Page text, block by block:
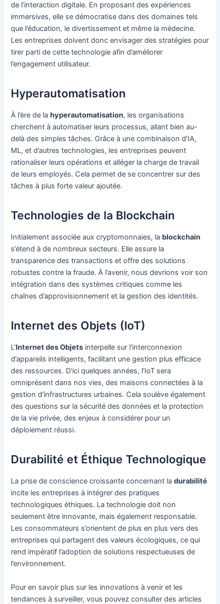
de l’interaction digitale. En proposant des expériences
immersives, elle se démocratise dans des domaines tels
que l’éducation, le divertissement et même la médecine.
Les entreprises doivent donc envisager des stratégies pour
tirer parti de cette technologie afin d’améliorer
l’engagement utilisateur.
Hyperautomatisation
À l’ère de lahyperautomatisation, les organisations
cherchent à automatiser leurs processus, allant bien au-
delà des simples tâches. Grâce à une combinaison d’IA,
ML, et d’autres technologies, les entreprises peuvent
rationaliser leurs opérations et alléger la charge de travail
de leurs employés. Cela permet de se concentrer sur des
tâches à plus forte valeur ajoutée.
Technologies de la Blockchain
Initialement associée aux cryptomonnaies, la blockchain
s’étend à de nombreux secteurs. Elle assure la
transparence des transactions et offre des solutions
robustes contre la fraude. À l’avenir, nous devrions voir son
intégration dans des systèmes critiques comme les
chaînes d’approvisionnement et la gestion des identités.
Internet des Objets (IoT)
L’Internet des Objets interpelle sur l’interconnexion
d’appareils intelligents, facilitant une gestion plus efficace
des ressources. D’ici quelques années, l’IoT sera
omniprésent dans nos vies, des maisons connectées à la
gestion d’infrastructures urbaines. Cela soulève également
des questions sur la sécurité des données et la protection
de la vie privée, des enjeux à considérer pour un
déploiement réussi.
Durabilité et Éthique Technologique
La prise de conscience croissante concernant ladurabilité
incite les entreprises à intégrer des pratiques
technologiques éthiques. La technologie doit non
seulement être innovante, mais également responsable.
Les consommateurs s’orientent de plus en plus vers des
entreprises qui partagent des valeurs écologiques, ce qui
rend impératif l’adoption de solutions respectueuses de
l’environnement.
Pour en savoir plus sur les innovations à venir et les
tendances à surveiller, vous pouvez consulter des articles